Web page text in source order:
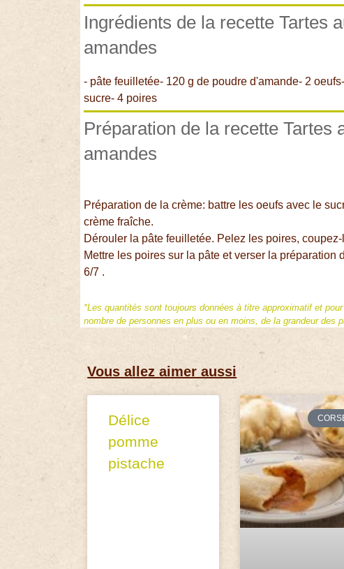
Ingrédients de la recette Tartes
amandes
- pâte feuilletée- 120 g de poudre d'amande- 2
sucre- 4 poires
Préparation de la recette Tartes
amandes
Préparation de la crème: battre les oeufs avec le
crème fraîche.
Dérouler la pâte feuilletée. Pelez les poires,
Mettre les poires sur la pâte et verser la préparation
6/7 .
*Les quantités sont toujours données à titre approximatif et
nombre de personnes en plus ou en moins, de la grandeur des
Vous allez aimer aussi
Délice
pomme
pistache